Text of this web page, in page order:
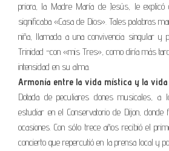
priora, la Madre María de Jesús, le
significaba «Casa de Dios». Tales palabras
niña, llamada a una convivencia singular y
Trinidad -con «mis Tres», como diría más
intensidad en su alma.
Armonía entre la vida mística y la
Dotada de peculiares dones musicales, a
estudiar en el Conservatorio de Dijon,
ocasiones. Con sólo trece años recibió el
concierto que repercutió en la prensa local y